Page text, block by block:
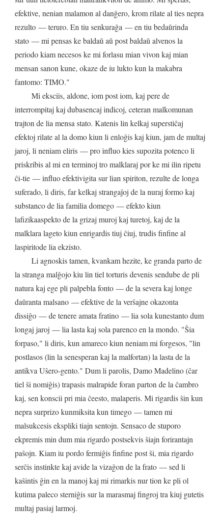
efektive, nenianmalamonaldanĝero, kromrilatealtiesnepra
rezulto —teruro. Entiusenkuraĝa —entiubedaŭrinda
stato —mipensaskebaldaŭaŭpostbaldaŭalvenosla
periodokiamnecesoskemiforlasumianvivonkaj mian
mensansanonkune, okazedeiuluktokunlamakabra
fantomo: TIMO."
Mieksciis,aldone,iompostiom,kaj perede
interrompitaj kaj dubasencaj indicoj, ceteranmalkomunan
trajtondeliamensastato. Katenislinkelkaj superstiĉaj
efektoj rilatealladomokiunlienloĝiskaj kiun, jamdemultaj
jaroj, lineniameliris —proinfluokiessupozitapotencoli
priskribisalmienterminoj tromalklaraj porkemiilinripetu
ĉi-tie —influoefektivigitasurlianspiriton, rezultedelonga
suferado, lidiris, farkelkaj strangaĵoj delanuraj formokaj
substancodeliafamiliadomego —efektokiun
lafizikaaspektodela grizaj muroj kaj turetoj, kaj dela
malklaralagetokiunenrigardistiuj ĉiuj, trudisfinfineal
laspiritodeliaekzisto.
Liagnoskistamen,kvankamhezite,ke grandapartode
lastrangamalĝojokiulintieltorturisdevenissendubedepli
naturakaj egeplipalpeblafonto —delaseverakaj longe
daŭrantamalsano —efektivedelaverŝajneokazonta
dissiĝo —detenereamatafratino —liasolakunestantodum
longaj jaroj —lialastakaj solaparencoenlamondo. "Ŝia
forpaso," lidiris, kunamarecokiunneniammiforgesos, "lin
postlasos(linlasenesperankaj lamalfortan)lalastadela
antikvaUŝero-gento." Dumliparolis, DamoMadelino(ĉar
tielŝinomiĝis)trapasismalrapideforanpartondelaĉambro
kaj, senkonsciiprimiaĉeesto, malaperis. Mirigardisŝinkun
neprasurprizokunmiksitakuntimego —tamenmi
malsukcesiseksplikitiajnsentojn. Sensacodestuporo
ekpremismindummiarigardopostsekvisŝiajnforirantajn
paŝojn. Kiamiupordofermiĝisfinfinepostŝi, miarigardo
serĉisinstinktekaj avidelavizaĝondelafrato —sedli
kaŝintis ĝinenlamanoj kaj mirimarkisnurtionkepliol
kutimapalecosterniĝissurlamarasmaj fingroj trakiuj gutetis
multaj pasiaj larmoj.